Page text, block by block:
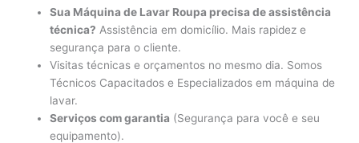
Sua Máquina de Lavar Roupa precisa de assistência
técnica? Assistência em domicílio. Mais rapidez e
segurança para o cliente.
Visitas técnicas e orçamentos no mesmo dia. Somos
Técnicos Capacitados e Especializados em máquina de
lavar.
Serviços com garantia (Segurança para você e seu
equipamento).